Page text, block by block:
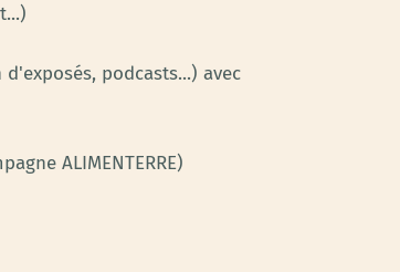
podcasts...) avec
ALIMENTERRE)